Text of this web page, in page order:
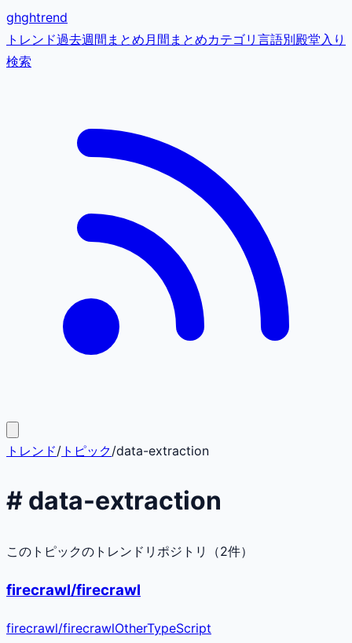
ghghtrend
トレンド過去週間まとめ月間まとめカテゴリ 言語別殿堂入り
検索
トレンド/ トピック/data-extraction
# data-extraction
このトピックのトレンドリポジトリ（2件）
firecrawl/firecrawl
firecrawl/firecrawlOtherTypeScript